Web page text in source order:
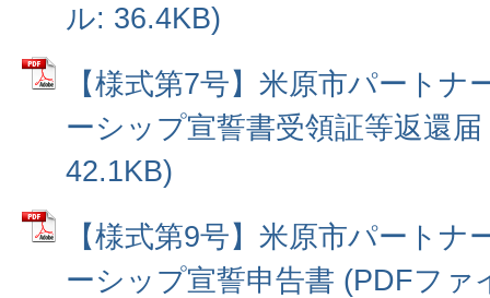
ル: 36.4KB)
【様式第7号】米原市パート
ーシップ宣誓書受領証等返還
42.1KB)
【様式第9号】米原市パート
ーシップ宣誓申告書 (PDFファ